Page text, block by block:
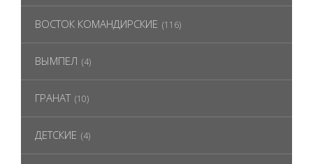
ВОСТОК КОМАНДИРСКИЕ (116)
ВЫМПЕЛ (4)
ГРАНАТ (10)
ДЕТСКИЕ (4)